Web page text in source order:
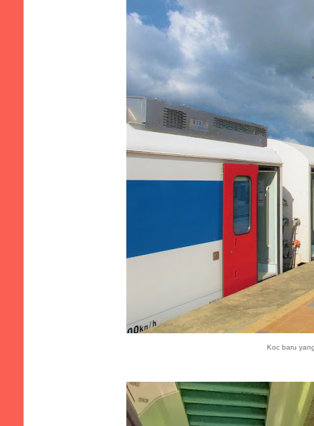
Koc baru